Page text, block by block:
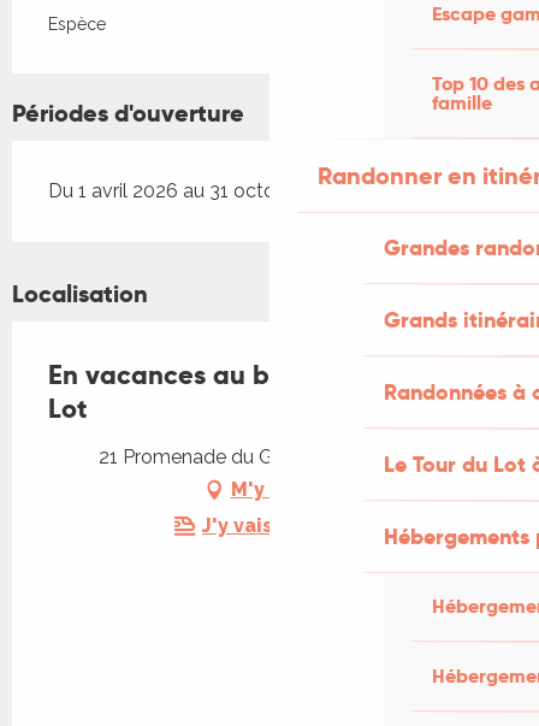
Escape
Top 10 des
famille
Randonner en
Grandes
Grands
Randonnées
Le Tour du Lot
Espèce
Périodes d'ouverture
Du 1 avril 2026 au 31 octobre 2026
Localisation
En vacances au bord de la rivière
Lot
21 Promenade du Gal, 46220 Prayssac
M'y rendre
J'y vais en train !